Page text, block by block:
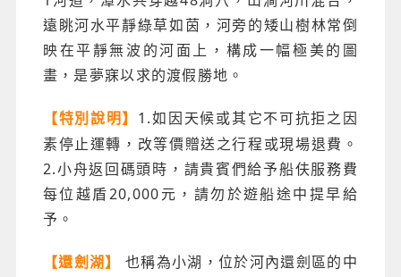
遠眺河水平靜綠草如茵，河旁的矮山樹林常倒
映在平靜無波的河面上，構成一幅極美的圖
畫，是夢寐以求的渡假勝地。
【特別說明】 1.如因天候或其它不可抗拒之因
素停止運轉，改等價贈送之行程或現場退費。
2.小舟返回碼頭時，請貴賓們給予船伕服務費
每位越盾20,000元，請勿於遊船途中提早給
予。
【還劍湖】
也稱為小湖，位於河內還劍區的中